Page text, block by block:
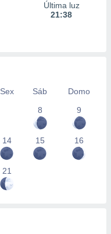
Última luz
21:38
Sex Sáb
Domo
8
9
14 15 16
21